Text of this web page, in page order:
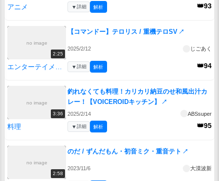
アニメ 👑93
▼詳細 解析
no image
2:25
【コマンドー】テロリス / 重機テロSV ↗
2025/2/12 じごあく
エンターテイメント 👑94
▼詳細 解析
no image
3:36
釣れなくても料理！カリカリ納豆のせ和風出汁カ
レー！【VOICEROIDキッチン】
↗
2025/2/14 ABSsuper
料理 👑95
▼詳細 解析
no image
2:58
のだ / ずんだもん・初音ミク・重音テト ↗
2023/11/6 大漠波新